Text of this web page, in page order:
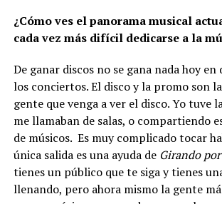
¿Cómo ves el panorama musical
cada vez más difícil dedicarse a la
De ganar discos no se gana nada hoy en
los conciertos. El disco y la promo son
gente que venga a ver el disco. Yo tuve
me llamaban de salas, o compartiendo
de músicos. Es muy complicado tocar
única salida es una ayuda de Girando
tienes un público que te siga y tienes
llenando, pero ahora mismo la gente